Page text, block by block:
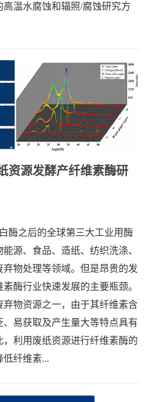
温水腐蚀和辐照/腐蚀研究方
资源发酵产纤维素酶研
酶之后的全球第三大工业用酶
源、食品、造纸、纺织洗涤、
弃物处理等领域。但是昂贵的发
酶行业快速发展的主要瓶颈。
物资源之一，由于其纤维素含
易获取及产生量大等特点具有
，利用废纸资源进行纤维素酶的
低纤维素...